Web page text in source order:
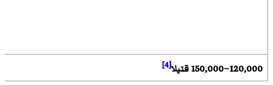
120,000–150,000 قتيلا [4]